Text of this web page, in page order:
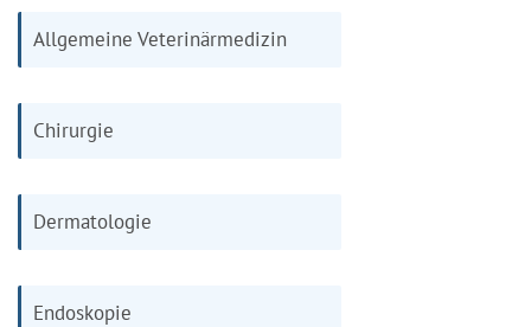
Allgemeine Veterinärmedizin
Chirurgie
Dermatologie
Endoskopie